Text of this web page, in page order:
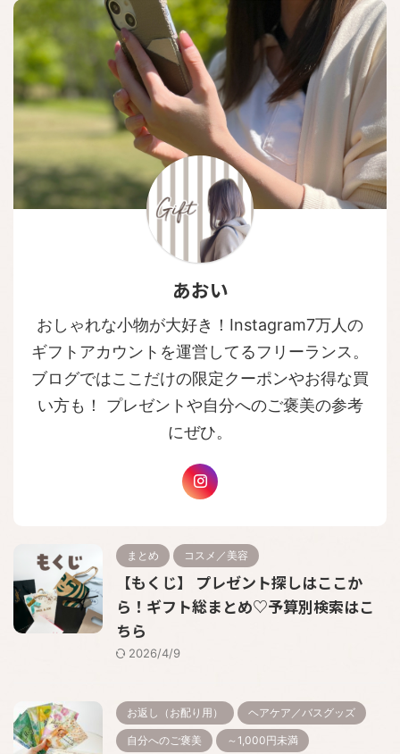
あおい
おしゃれな小物が大好き！Instagram7万人の
ギフトアカウントを運営してるフリーランス。
ブログではここだけの限定クーポンやお得な買
い方も！ プレゼントや自分へのご褒美の参考
にぜひ。
まとめ コスメ／美容
【もくじ】 プレゼント探しはここか
ら！ギフト総まとめ♡予算別検索はこ
ちら
2026/4/9
お返し（お配り用） ヘアケア／バスグッズ
自分へのご褒美 ～1,000円未満